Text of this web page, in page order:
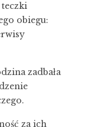
teczki
obiegu:
zadbała
za ich